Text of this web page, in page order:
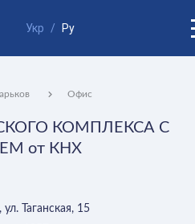
Укр / Ру
Офис
КОМПЛЕКСА С
от КНХ
Таганская, 15